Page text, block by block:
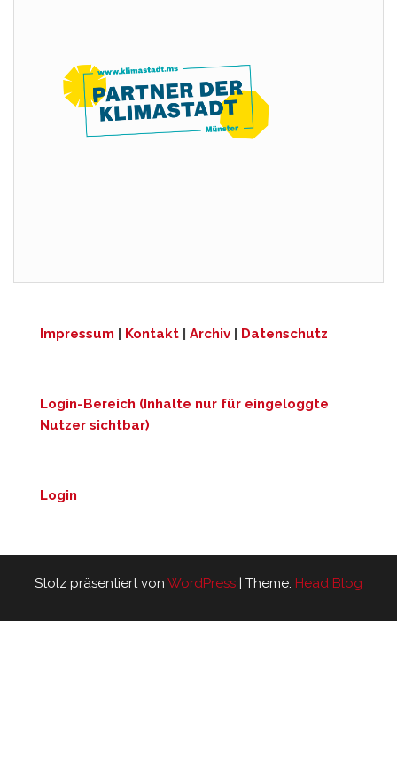
Impressum Kontakt Archiv Datenschutz
Login-Bereich (Inhalte nur für eingeloggte
Nutzer sichtbar)
Login
Stolz präsentiert von WordPress | Theme: Head Blog